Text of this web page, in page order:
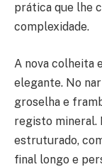
prática que lhe
complexidade.
A nova colheita
elegante. No
groselha e
registo mineral.
estruturado,
final longo e